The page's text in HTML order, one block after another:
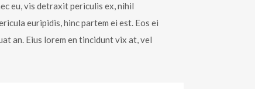
eu, vis detraxit periculis ex, nihil
euripidis, hinc partem ei est. Eos ei
an. Eius lorem en tincidunt vix at, vel